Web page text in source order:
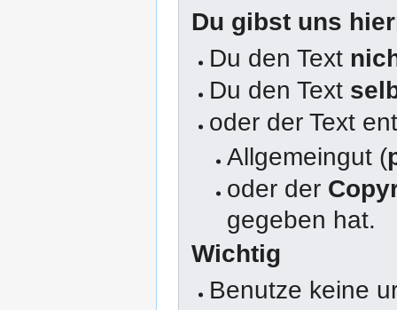
Du gibst uns
Du den Text
Du den Text
oder der Text
Allgemeingut (
oder der
gegeben hat.
Wichtig
Benutze keine